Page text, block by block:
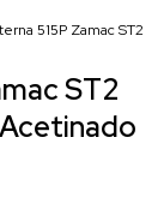
515P Zamac ST2
ST2